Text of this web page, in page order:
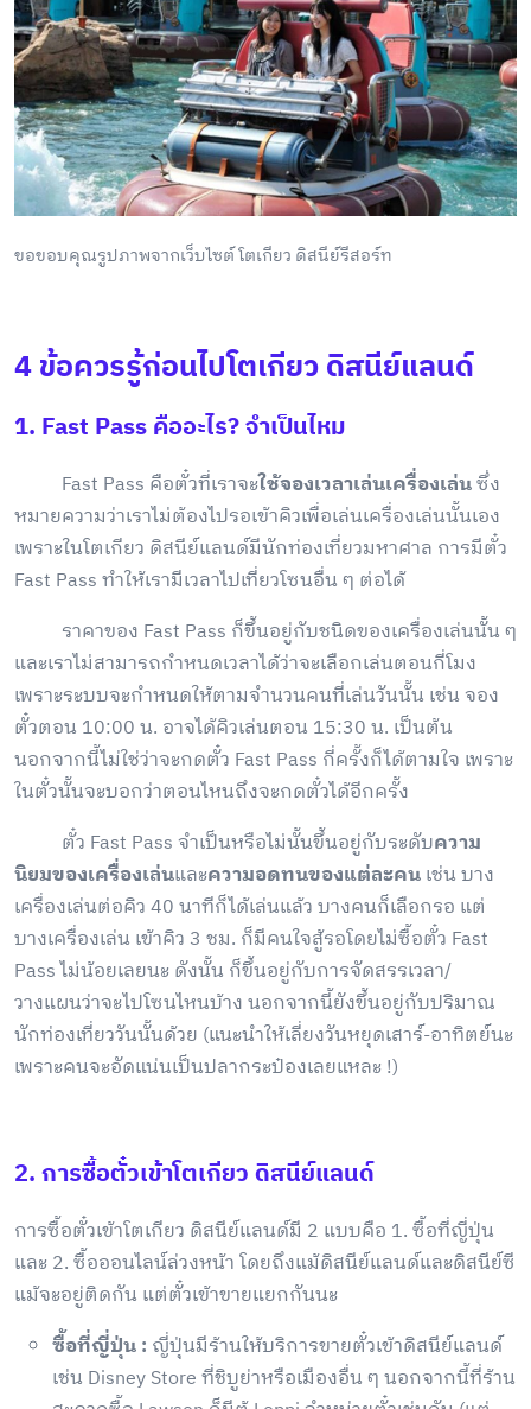
ขอขอบคุณรูปภาพจากเว็บไซต์ โตเกียว ดิสนีย์รีสอร์ท
4 ข้อควรรู้ก่อนไปโตเกียว ดิสนีย์แลนด์
1. Fast Pass คืออะไร? จำเป็นไหม
Fast Pass คือตั๋วที่เราจะใช้จองเวลาเล่นเครื่องเล่นซึ่ง
หมายความว่าเราไม่ต้องไปรอเข้าคิวเพื่อเล่นเครื่องเล่นนั้นเอง
เพราะในโตเกียว ดิสนีย์แลนด์มีนักท่องเที่ยวมหาศาล การมีตั๋ว
Fast Pass ทำให้เรามีเวลาไปเที่ยวโซนอื่น ๆ ต่อได้
ราคาของ Fast Pass ก็ขึ้นอยู่กับชนิดของเครื่องเล่นนั้น ๆ
และเราไม่สามารถกำหนดเวลาได้ว่าจะเลือกเล่นตอนกี่โมง
เพราะระบบจะกำหนดให้ตามจำนวนคนที่เล่นวันนั้น เช่น จอง
ตั๋วตอน 10:00 น. อาจได้คิวเล่นตอน 15:30 น. เป็นต้น
นอกจากนี้ไม่ใช่ว่าจะกดตั๋ว Fast Pass กี่ครั้งก็ได้ตามใจ เพราะ
ในตั๋วนั้นจะบอกว่าตอนไหนถึงจะกดตั๋วได้อีกครั้ง
ตั๋ว Fast Pass จำเป็นหรือไม่นั้นขึ้นอยู่กับระดับความ
นิยมของเครื่องเล่นและความอดทนของแต่ละคนเช่น บาง
เครื่องเล่นต่อคิว 40 นาทีก็ได้เล่นแล้ว บางคนก็เลือกรอ แต่
บางเครื่องเล่น เข้าคิว 3 ชม. ก็มีคนใจสู้รอโดยไม่ซื้อตั๋ว Fast
Pass ไม่น้อยเลยนะ ดังนั้น ก็ขึ้นอยู่กับการจัดสรรเวลา/
วางแผนว่าจะไปโซนไหนบ้าง นอกจากนี้ยังขึ้นอยู่กับปริมาณ
นักท่องเที่ยววันนั้นด้วย (แนะนำให้เลี่ยงวันหยุดเสาร์-อาทิตย์นะ
เพราะคนจะอัดแน่นเป็นปลากระป๋องเลยแหละ !)
2. การซื้อตั๋วเข้าโตเกียว ดิสนีย์แลนด์
การซื้อตั๋วเข้าโตเกียว ดิสนีย์แลนด์มี 2 แบบคือ 1. ซื้อที่ญี่ปุ่น
และ 2. ซื้อออนไลน์ล่วงหน้า โดยถึงแม้ดิสนีย์แลนด์และดิสนีย์ซี
แม้จะอยู่ติดกัน แต่ตั๋วเข้าขายแยกกันนะ
ซื้อที่ญี่ปุ่น : ญี่ปุ่นมีร้านให้บริการขายตั๋วเข้าดิสนีย์แลนด์
เช่น Disney Store ที่ชิบูย่าหรือเมืองอื่น ๆ นอกจากนี้ที่ร้าน